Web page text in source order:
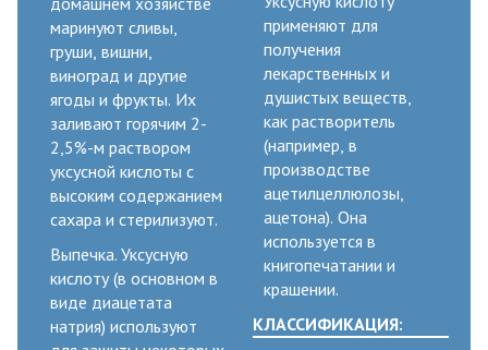
маринуют сливы,
груши, вишни,
виноград и другие
ягоды и фрукты. Их
заливают горячим 2-
2,5%-м раствором
уксусной кислоты с
высоким содержанием
сахара и стерилизуют.
Выпечка. Уксусную
кислоту (в основном в
виде диацетата
натрия) используют
применяют для
получения
лекарственных и
душистых веществ,
как растворитель
(например, в
производстве
ацетилцеллюлозы,
ацетона). Она
используется в
книгопечатании и
крашении.
КЛАССИФИКАЦИЯ: